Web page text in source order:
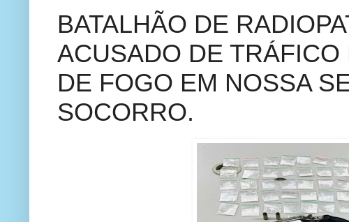
BATALHÃO DE
ACUSADO DE
DE FOGO EM NOSSA
SOCORRO.